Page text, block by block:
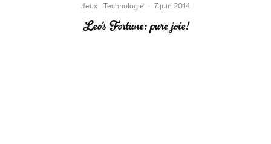
Jeux Technologie · 7 juin 2014
Leo’s Fortune: pure joie!